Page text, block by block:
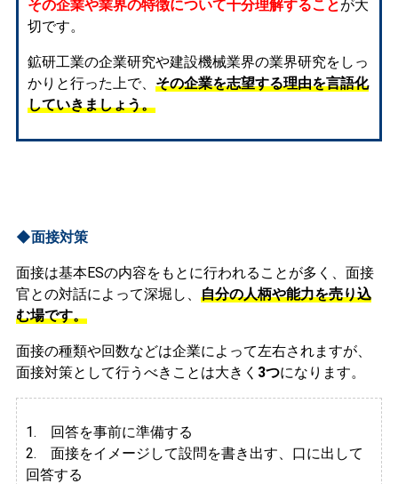
その企業や業界の特徴について十分理解することが大
切です。
鉱研工業の企業研究や建設機械業界の業界研究をしっ
かりと行った上で、 その企業を志望する理由を言語化
していきましょう。
◆面接対策
面接は基本ESの内容をもとに行われることが多く、面接
官との対話によって深堀し、 自分の人柄や能力を売り込
む場です。
面接の種類や回数などは企業によって左右されますが、
面接対策として行うべきことは大きく 3つになります。
1. 回答を事前に準備する
2. 面接をイメージして設問を書き出す、口に出して
回答する